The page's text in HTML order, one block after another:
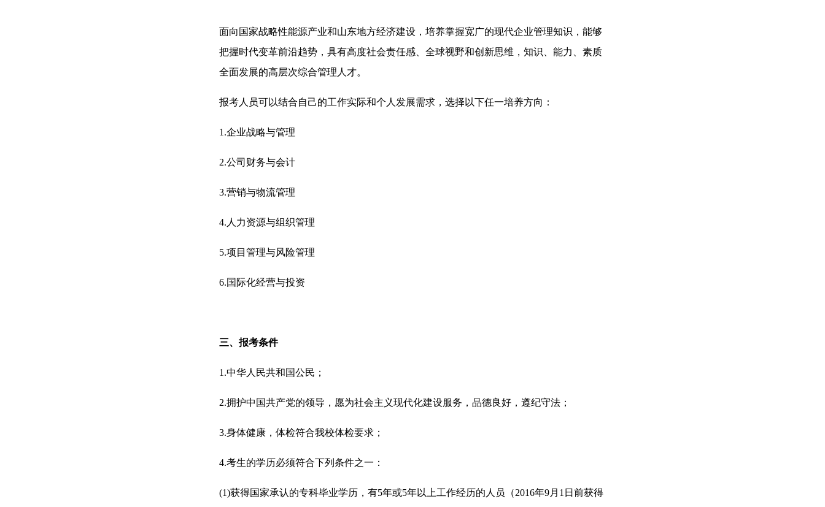
面向国家战略性能源产业和山东地方经济建设，培养掌握宽广的现代企业管理知识，能够
把握时代变革前沿趋势，具有高度社会责任感、全球视野和创新思维，知识、能力、素质
全面发展的高层次综合管理人才。
报考人员可以结合自己的工作实际和个人发展需求，选择以下任一培养方向：
1.企业战略与管理
2.公司财务与会计
3.营销与物流管理
4.人力资源与组织管理
5.项目管理与风险管理
6.国际化经营与投资
三、报考条件
1.中华人民共和国公民；
2.拥护中国共产党的领导，愿为社会主义现代化建设服务，品德良好，遵纪守法；
3.身体健康，体检符合我校体检要求；
4.考生的学历必须符合下列条件之一：
(1)获得国家承认的专科毕业学历，有5年或5年以上工作经历的人员（2016年9月1日前获得